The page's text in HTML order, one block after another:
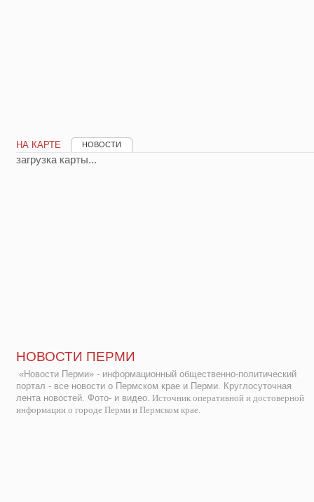
НА КАРТЕ НОВОСТИ
загрузка карты...
НОВОСТИ ПЕРМИ
«Новости Перми» - информационный общественно-политический
портал - все новости о Пермском крае и Перми. Круглосуточная
лента новостей. Фото- и видео. Источник оперативной и достоверной
информации о городе Перми и Пермском крае.